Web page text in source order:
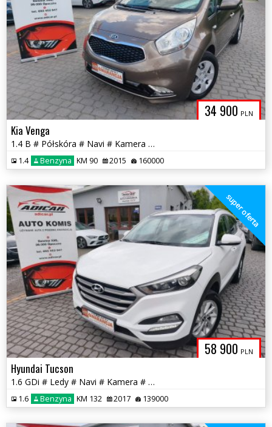
34 900 PLN
Kia Venga
1.4 B # Półskóra # Navi # Kamera # Piękna! # Serwis # GWARANCJA !!!
1.4 Benzyna KM 90 2015 160000
58 900 PLN
super oferta
Hyundai Tucson
1.6 GDi # Ledy # Navi # Kamera # PDC # Piękny! GWARANCJA !!!
1.6 Benzyna KM 132 2017 139000